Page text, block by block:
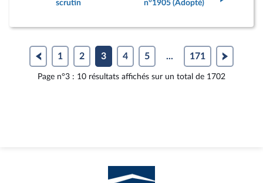
scrutin
n°1905 (Adopté)
1 2 3 4 5 ... 171
Page n°3 : 10 résultats affichés sur un total de 1702